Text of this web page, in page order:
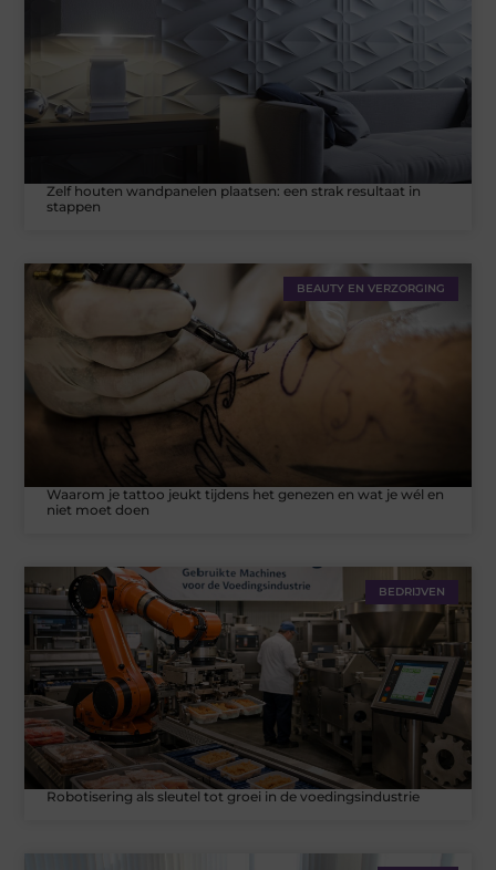
Zelf houten wandpanelen plaatsen: een strak resultaat in
stappen
BEAUTY EN VERZORGING
Waarom je tattoo jeukt tijdens het genezen en wat je wél en
niet moet doen
BEDRIJVEN
Robotisering als sleutel tot groei in de voedingsindustrie